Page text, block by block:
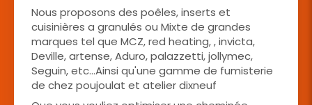
Nous proposons des poêles, inserts et
cuisinières a granulés ou Mixte de grandes
marques tel que MCZ, red heating, , invicta,
Deville, artense, Aduro, palazzetti, jollymec,
Seguin, etc...Ainsi qu'une gamme de fumisterie
de chez poujoulat et atelier dixneuf